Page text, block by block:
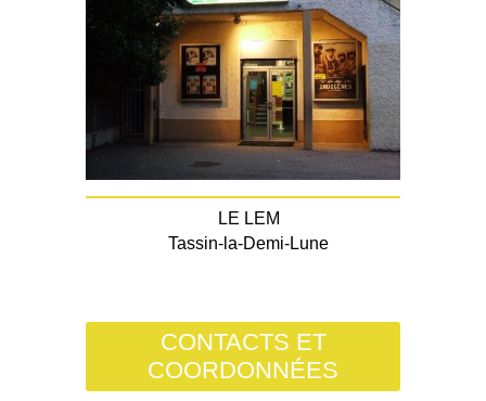
LE LEM
Tassin-la-Demi-Lune
CONTACTS ET
COORDONNÉES